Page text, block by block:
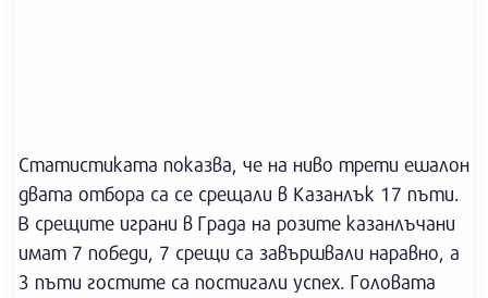
Статистиката показва, че на ниво трети ешалон
двата отбора са се срещали в Казанлък 17 пъти.
В срещите играни в Града на розите казанлъчани
имат 7 победи, 7 срещи са завършвали наравно, а
3 пъти гостите са постигали успех. Головата